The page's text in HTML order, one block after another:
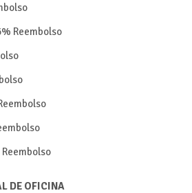
Reembolso
Reembolso
DE OFICINA